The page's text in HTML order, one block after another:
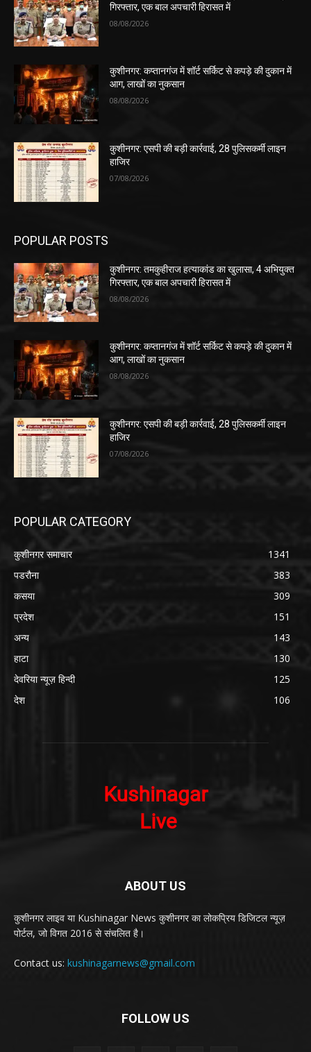
गिरफ्तार, एक बाल अपचारी हिरासत में
08/08/2026
कुशीनगर: कप्तानगंज में शॉर्ट सर्किट से कपड़े की दुकान में
आग, लाखों का नुकसान
08/08/2026
कुशीनगर: एसपी की बड़ी कार्रवाई, 28 पुलिसकर्मी लाइन
हाजिर
07/08/2026
POPULAR POSTS
कुशीनगर: तमकुहीराज हत्याकांड का खुलासा, 4 अभियुक्त
गिरफ्तार, एक बाल अपचारी हिरासत में
08/08/2026
कुशीनगर: कप्तानगंज में शॉर्ट सर्किट से कपड़े की दुकान में
आग, लाखों का नुकसान
08/08/2026
कुशीनगर: एसपी की बड़ी कार्रवाई, 28 पुलिसकर्मी लाइन
हाजिर
07/08/2026
POPULAR CATEGORY
कुशीनगर समाचार
1341
पडरौना
383
कसया
309
प्रदेश
151
अन्य
143
हाटा
130
देवरिया न्यूज़ हिन्दी
125
देश
106
ABOUT US
कुशीनगर लाइव या Kushinagar News कुशीनगर का लोकप्रिय डिजिटल न्यूज़
पोर्टल, जो विगत 2016 से संचलित है।
Contact us: kushinagarnews@gmail.com
FOLLOW US